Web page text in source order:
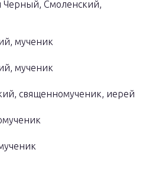
Черный, Смоленский,
мученик
мученик
священномученик, иерей